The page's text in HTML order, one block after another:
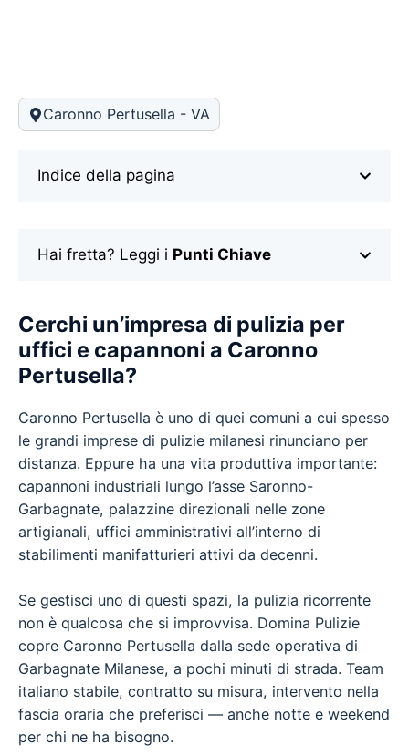
Caronno Pertusella - VA
Indice della pagina
Hai fretta? Leggi i Punti Chiave
Cerchi un’impresa di pulizia per
uffici e capannoni a Caronno
Pertusella?
Caronno Pertusella è uno di quei comuni a cui spesso
le grandi imprese di pulizie milanesi rinunciano per
distanza. Eppure ha una vita produttiva importante:
capannoni industriali lungo l’asse Saronno-
Garbagnate, palazzine direzionali nelle zone
artigianali, uffici amministrativi all’interno di
stabilimenti manifatturieri attivi da decenni.
Se gestisci uno di questi spazi, la pulizia ricorrente
non è qualcosa che si improvvisa. Domina Pulizie
copre Caronno Pertusella dalla sede operativa di
Garbagnate Milanese, a pochi minuti di strada. Team
italiano stabile, contratto su misura, intervento nella
fascia oraria che preferisci — anche notte e weekend
per chi ne ha bisogno.